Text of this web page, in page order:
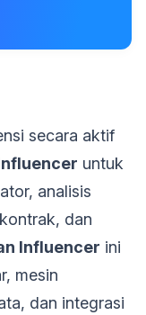
secara aktif
untuk
analisis
dan
Influencer ini
mesin
dan integrasi